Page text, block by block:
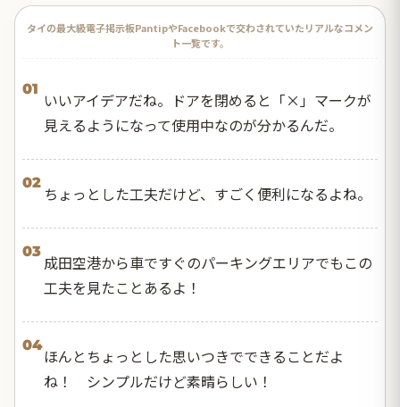
タイの最大級電子掲示板PantipやFacebookで交わされていたリアルなコメン
ト一覧です。
01
いいアイデアだね。ドアを閉めると「×」マークが
見えるようになって使用中なのが分かるんだ。
02
ちょっとした工夫だけど、すごく便利になるよね。
03
成田空港から車ですぐのパーキングエリアでもこの
工夫を見たことあるよ！
04
ほんとちょっとした思いつきでできることだよ
ね！ シンプルだけど素晴らしい！